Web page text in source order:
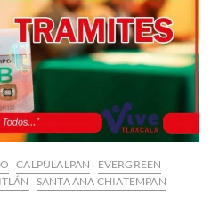
CALPULALPAN
EVERGREEN
SANTA ANA CHIATEMPAN